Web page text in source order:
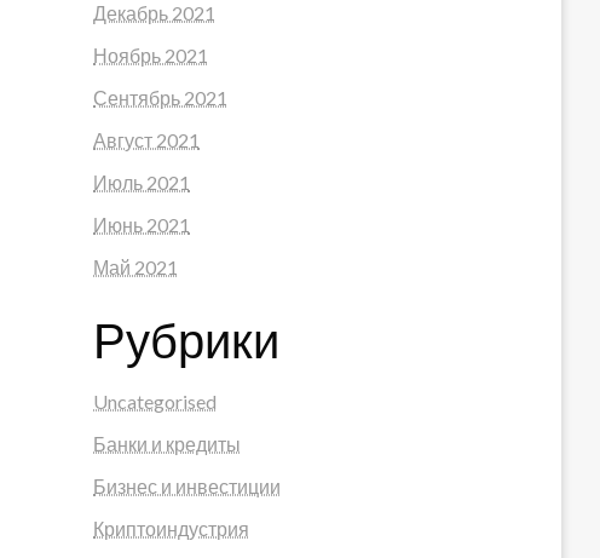
Декабрь 2021
Ноябрь 2021
Сентябрь 2021
Август 2021
Июль 2021
Июнь 2021
Май 2021
Рубрики
Uncategorised
Банки и кредиты
Бизнес и инвестиции
Криптоиндустрия